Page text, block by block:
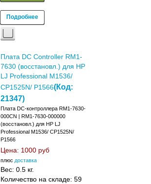
Подробнее
Плата DC Controller RM1-
7630 (восстановл.) для HP
LJ Professional M1536/
CP1525N/ P1566(Код:
21347)
Плата DC-контроллера RM1-7630-
000CN | RM1-7630-000000
(восстановл.) для HP LJ
Professional M1536/ CP1525N/
P1566
Цена: 1000 руб
плюс доставка
Вес: 0.5 кг.
Количество на складе: 59